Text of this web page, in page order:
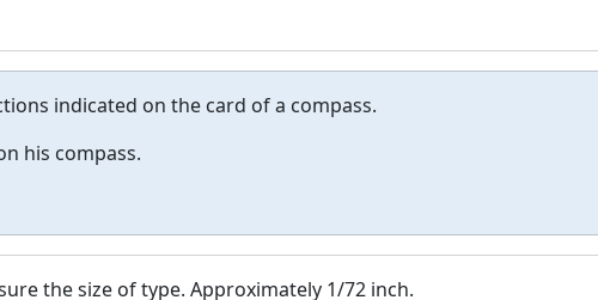
indicated on the card of a compass.
his compass.
the size of type. Approximately 1/72 inch.